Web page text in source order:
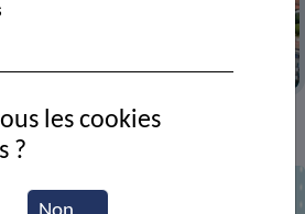
La
> Economie >Entreprises et
les cookies
?